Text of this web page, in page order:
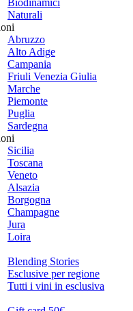
Biodinamici
Naturali
Abruzzo
Alto Adige
Campania
Friuli Venezia Giulia
Marche
Piemonte
Puglia
Sardegna
Sicilia
Toscana
Veneto
Alsazia
Borgogna
Champagne
Jura
Loira
Blending Stories
Esclusive per regione
Tutti i vini in esclusiva